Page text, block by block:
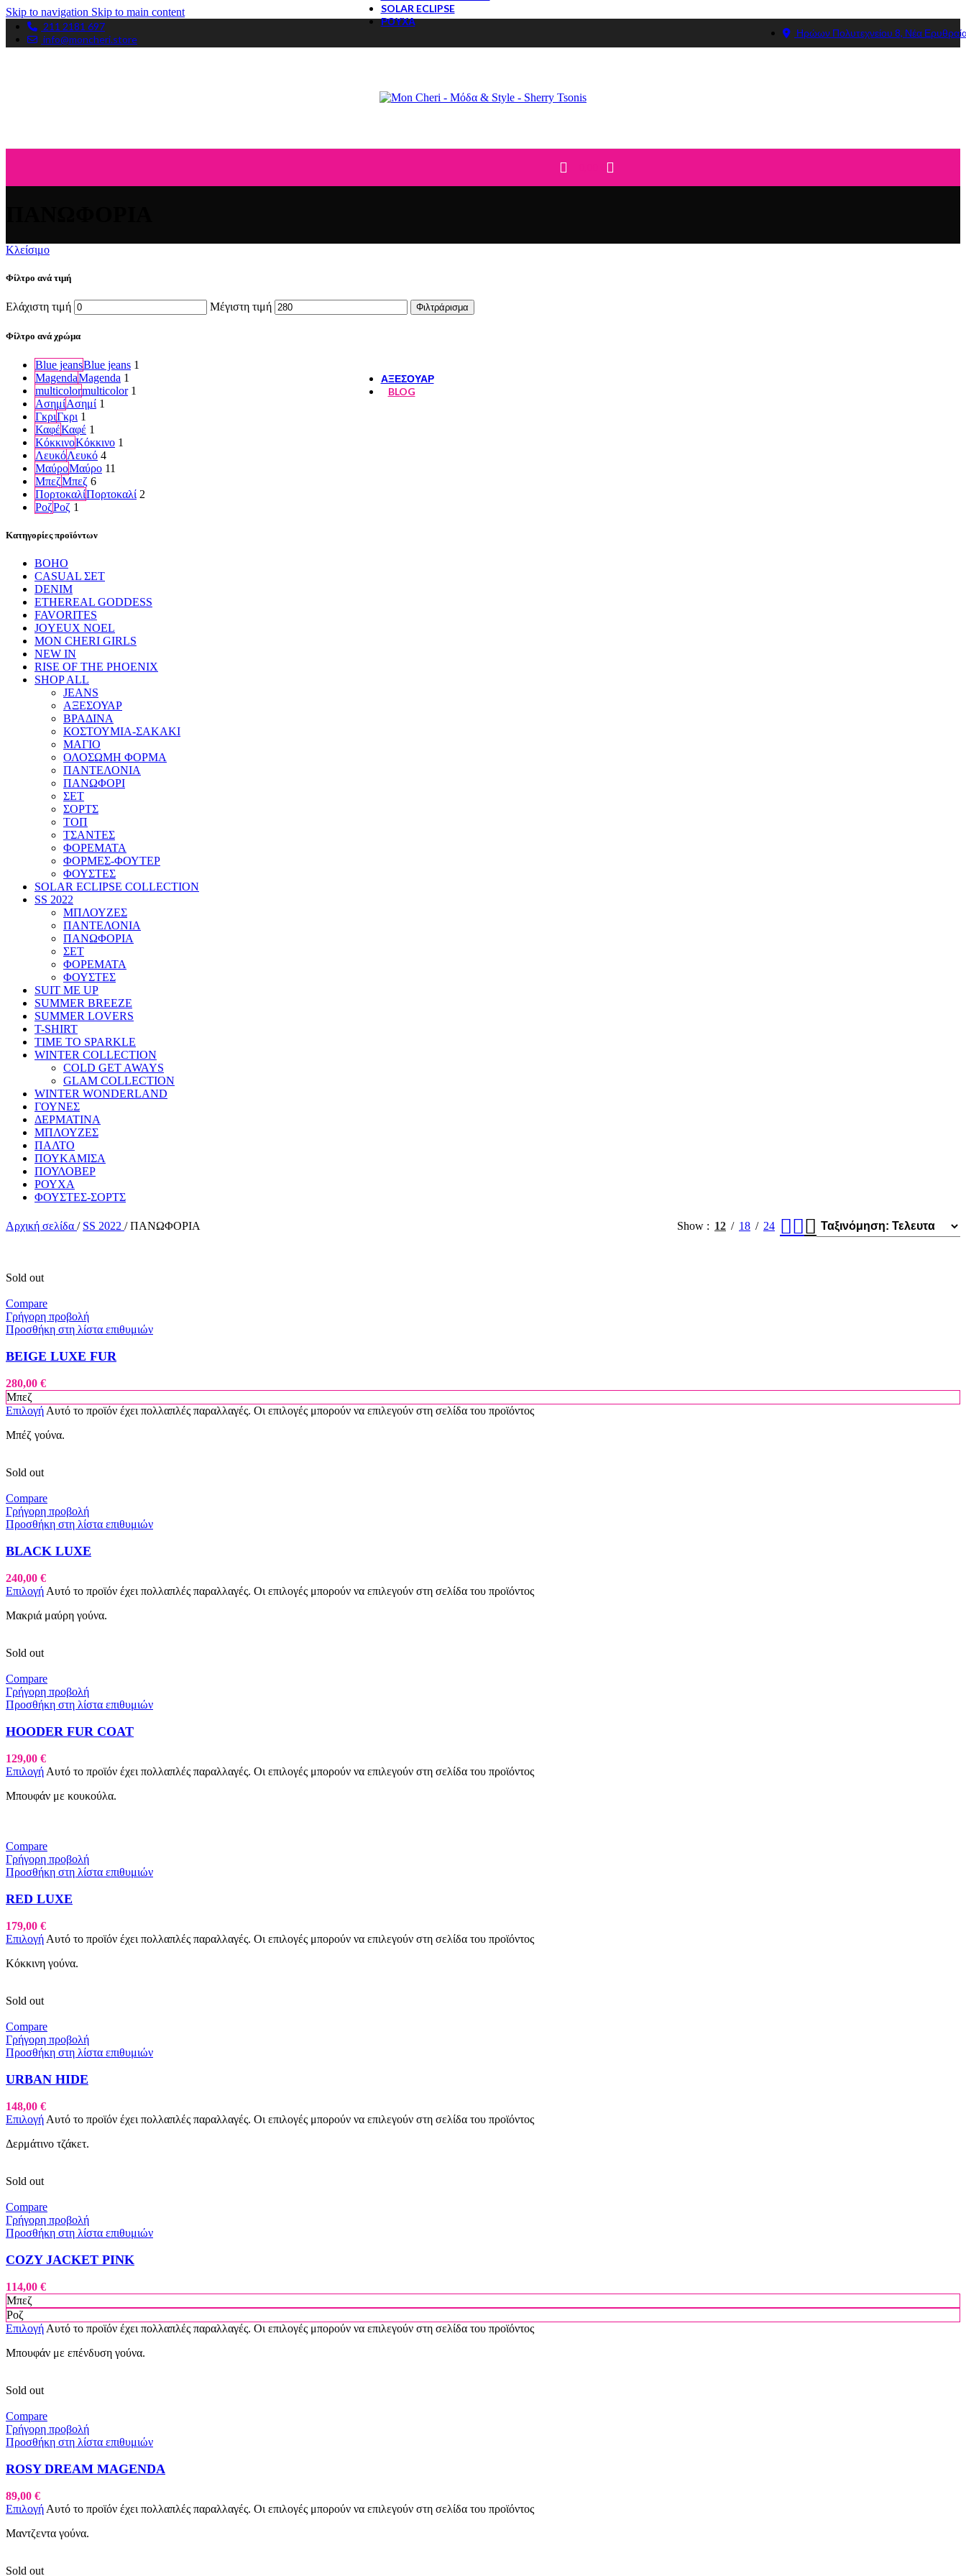
Skip to navigation Skip to main content
211 2181 697
info@moncheri.store
Ηρώων Πολυτεχνείου 8, Νέα
SOLAR ECLIPSE
ΡΟΥΧΑ
ΜΠΛΟΥΖΕΣ
ΠΟΥΛΟΒΕΡ
JEANS
ΒΡΑΔΙΝΑ
ΑΞΕΣΟΥΑΡ
BLOG
Κλείσιμο
Φίλτρο ανά τιμή
Ελάχιστη τιμή Μέγιστη τιμή Φιλτράρισμα
Φίλτρο ανά χρώμα
Blue jeansBlue jeans 1
MagendaMagenda 1
multicolormulticolor 1
ΑσημίΑσημί 1
ΓκριΓκρι 1
ΚαφέΚαφέ 1
ΚόκκινοΚόκκινο 1
ΛευκόΛευκό 4
ΜαύροΜαύρο 11
ΜπεζΜπεζ 6
ΠορτοκαλίΠορτοκαλί 2
ΡοζΡοζ 1
Κατηγορίες προϊόντων
BOHO
CASUAL ΣΕΤ
DENIM
ETHEREAL GODDESS
FAVORITES
JOYEUX NOEL
MON CHERI GIRLS
NEW IN
RISE OF THE PHOENIX
SHOP ALL
JEANS
ΑΞΕΣΟΥΑΡ
ΒΡΑΔΙΝΑ
ΚΟΣΤΟΥΜΙΑ-ΣΑΚΑΚΙ
ΜΑΓΙΟ
ΟΛΟΣΩΜΗ ΦΟΡΜΑ
ΠΑΝΤΕΛΟΝΙΑ
ΠΑΝΩΦΟΡΙ
ΣΕΤ
ΣΟΡΤΣ
ΤΟΠ
ΤΣΑΝΤΕΣ
ΦΟΡΕΜΑΤΑ
ΦΟΡΜΕΣ-ΦΟΥΤΕΡ
ΦΟΥΣΤΕΣ
SOLAR ECLIPSE COLLECTION
SS 2022
ΜΠΛΟΥΖΕΣ
ΠΑΝΤΕΛΟΝΙΑ
ΠΑΝΩΦΟΡΙΑ
ΣΕΤ
ΦΟΡΕΜΑΤΑ
ΦΟΥΣΤΕΣ
SUIT ME UP
SUMMER BREEZE
SUMMER LOVERS
T-SHIRT
TIME TO SPARKLE
WINTER COLLECTION
COLD GET AWAYS
GLAM COLLECTION
WINTER WONDERLAND
ΓΟΥΝΕΣ
ΔΕΡΜΑΤΙΝΑ
ΜΠΛΟΥΖΕΣ
ΠΑΛΤΟ
ΠΟΥΚΑΜΙΣΑ
ΠΟΥΛΟΒΕΡ
ΡΟΥΧΑ
ΦΟΥΣΤΕΣ-ΣΟΡΤΣ
Αρχική σελίδα / SS 2022 / ΠΑΝΩΦΟΡΙΑ Show 12 18 24
Sold out
Compare
Γρήγορη προβολή
Προσθήκη στη λίστα επιθυμιών
BEIGE LUXE FUR
280,00 €
Μπεζ
Επιλογή Αυτό το προϊόν έχει πολλαπλές παραλλαγές. Οι επιλογές μπορούν να επιλεγούν στη σελίδα του προϊόντος
Μπέζ γούνα.
Sold out
Compare
Γρήγορη προβολή
Προσθήκη στη λίστα επιθυμιών
BLACK LUXE
240,00 €
Επιλογή Αυτό το προϊόν έχει πολλαπλές παραλλαγές. Οι επιλογές μπορούν να επιλεγούν στη σελίδα του προϊόντος
Μακριά μαύρη γούνα.
Sold out
Compare
Γρήγορη προβολή
Προσθήκη στη λίστα επιθυμιών
HOODER FUR COAT
129,00 €
Επιλογή Αυτό το προϊόν έχει πολλαπλές παραλλαγές. Οι επιλογές μπορούν να επιλεγούν στη σελίδα του προϊόντος
Μπουφάν με κουκούλα.
Compare
Γρήγορη προβολή
Προσθήκη στη λίστα επιθυμιών
RED LUXE
179,00 €
Επιλογή Αυτό το προϊόν έχει πολλαπλές παραλλαγές. Οι επιλογές μπορούν να επιλεγούν στη σελίδα του προϊόντος
Κόκκινη γούνα.
Sold out
Compare
Γρήγορη προβολή
Προσθήκη στη λίστα επιθυμιών
URBAN HIDE
148,00 €
Επιλογή Αυτό το προϊόν έχει πολλαπλές παραλλαγές. Οι επιλογές μπορούν να επιλεγούν στη σελίδα του προϊόντος
Δερμάτινο τζάκετ.
Sold out
Compare
Γρήγορη προβολή
Προσθήκη στη λίστα επιθυμιών
COZY JACKET PINK
114,00 €
Μπεζ
Ροζ
Επιλογή Αυτό το προϊόν έχει πολλαπλές παραλλαγές. Οι επιλογές μπορούν να επιλεγούν στη σελίδα του προϊόντος
Μπουφάν με επένδυση γούνα.
Sold out
Compare
Γρήγορη προβολή
Προσθήκη στη λίστα επιθυμιών
ROSY DREAM MAGENDA
89,00 €
Επιλογή Αυτό το προϊόν έχει πολλαπλές παραλλαγές. Οι επιλογές μπορούν να επιλεγούν στη σελίδα του προϊόντος
Μαντζεντα γούνα.
Sold out